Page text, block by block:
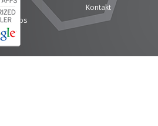
Apps
Kontakt